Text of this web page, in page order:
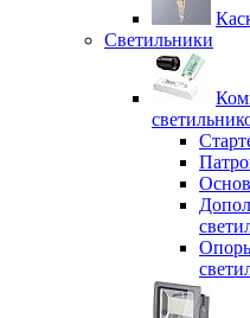
Светильники